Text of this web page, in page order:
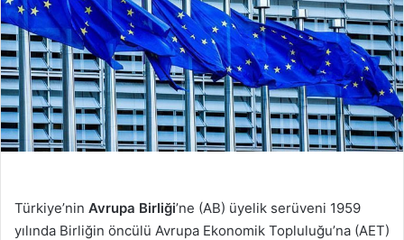
Türkiye’nin Avrupa Birliği’ne (AB) üyelik serüveni 1959
yılında Birliğin öncülü Avrupa Ekonomik Topluluğu’na (AET)